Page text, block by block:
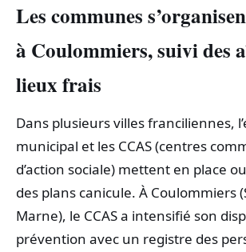
Les communes
à Coulommiers, suivi des
lieux frais
Dans plusieurs villes franciliennes,
municipal et les CCAS (centres
d’action sociale) mettent en place
des plans canicule. À Coulommiers
Marne), le CCAS a intensifié son
prévention avec un registre des